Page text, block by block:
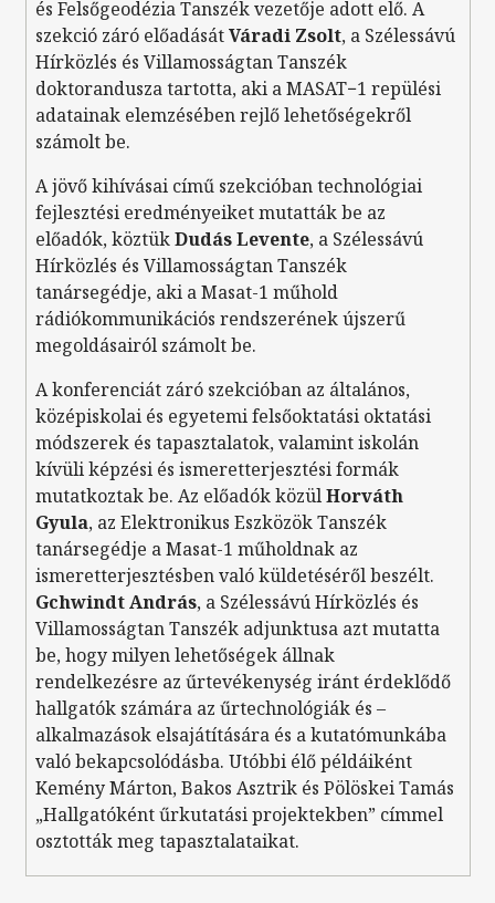
és Felsőgeodézia Tanszék vezetője adott elő. A
szekció záró előadásátVáradi Zsolt, a Szélessávú
Hírközlés és Villamosságtan Tanszék
doktorandusza tartotta, aki a MASAT−1 repülési
adatainak elemzésében rejlő lehetőségekről
számolt be.
A jövő kihívásai című szekcióban technológiai
fejlesztési eredményeiket mutatták be az
előadók, köztükDudás Levente, a Szélessávú
Hírközlés és Villamosságtan Tanszék
tanársegédje, aki a Masat-1 műhold
rádiókommunikációs rendszerének újszerű
megoldásairól számolt be.
A konferenciát záró szekcióban az általános,
középiskolai és egyetemi felsőoktatási oktatási
módszerek és tapasztalatok, valamint iskolán
kívüli képzési és ismeretterjesztési formák
mutatkoztak be. Az előadók közülHorváth
Gyula, az Elektronikus Eszközök Tanszék
tanársegédje a Masat-1 műholdnak az
ismeretterjesztésben való küldetéséről beszélt.
Gchwindt András, a Szélessávú Hírközlés és
Villamosságtan Tanszék adjunktusa azt mutatta
be, hogy milyen lehetőségek állnak
rendelkezésre az űrtevékenység iránt érdeklődő
hallgatók számára az űrtechnológiák és –
alkalmazások elsajátítására és a kutatómunkába
való bekapcsolódásba. Utóbbi élő példáiként
Kemény Márton, Bakos Asztrik és Pölöskei Tamás
„Hallgatóként űrkutatási projektekben” címmel
osztották meg tapasztalataikat.